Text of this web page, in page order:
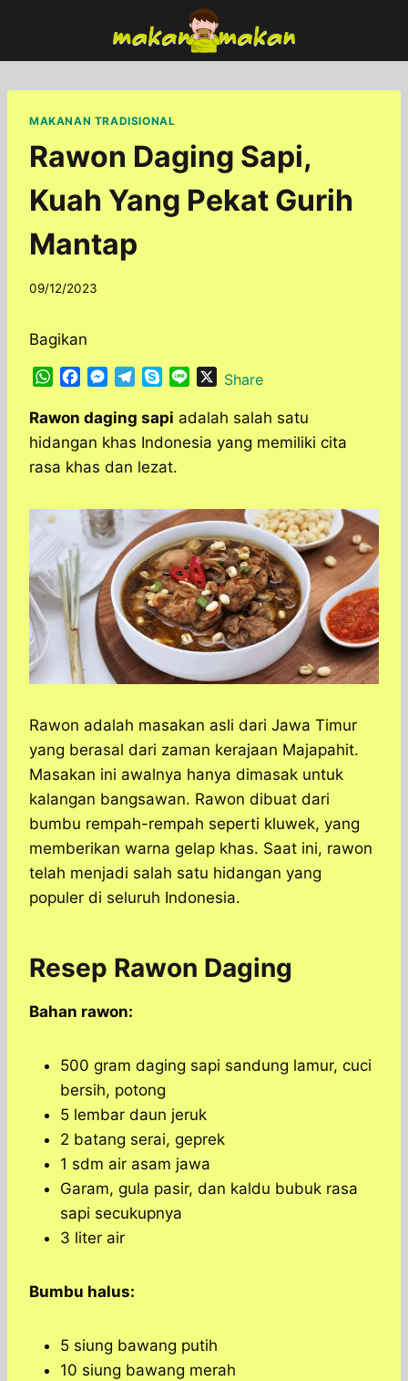
content
MAKANAN TRADISIONAL
Rawon Daging Sapi,
Kuah Yang Pekat Gurih
Mantap
By
09/12/2023
Bagikan
W
a
t
A
p
c
e
o
k
M
s
s
e
n
e
r
l
e
g
r
m
y
p
e
n
e
XShare
Rawon daging sapi adalah salah satu
hidangan khas Indonesia yang memiliki cita
rasa khas dan lezat.
Rawon adalah masakan asli dari Jawa Timur
yang berasal dari zaman kerajaan Majapahit.
Masakan ini awalnya hanya dimasak untuk
kalangan bangsawan. Rawon dibuat dari
bumbu rempah-rempah seperti kluwek, yang
memberikan warna gelap khas. Saat ini, rawon
telah menjadi salah satu hidangan yang
populer di seluruh Indonesia.
Resep Rawon Daging
Bahan rawon:
500 gram daging sapi sandung lamur, cuci
bersih, potong
5 lembar daun jeruk
2 batang serai, geprek
1 sdm air asam jawa
Garam, gula pasir, dan kaldu bubuk rasa
sapi secukupnya
3 liter air
Bumbu halus:
5 siung bawang putih
10 siung bawang merah